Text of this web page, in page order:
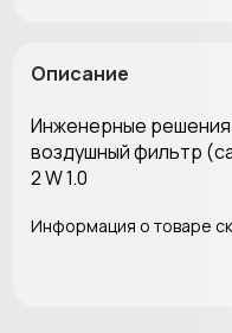
Описание
Инженерные
воздушный фильтр
2 W 1.0
Информация о товаре